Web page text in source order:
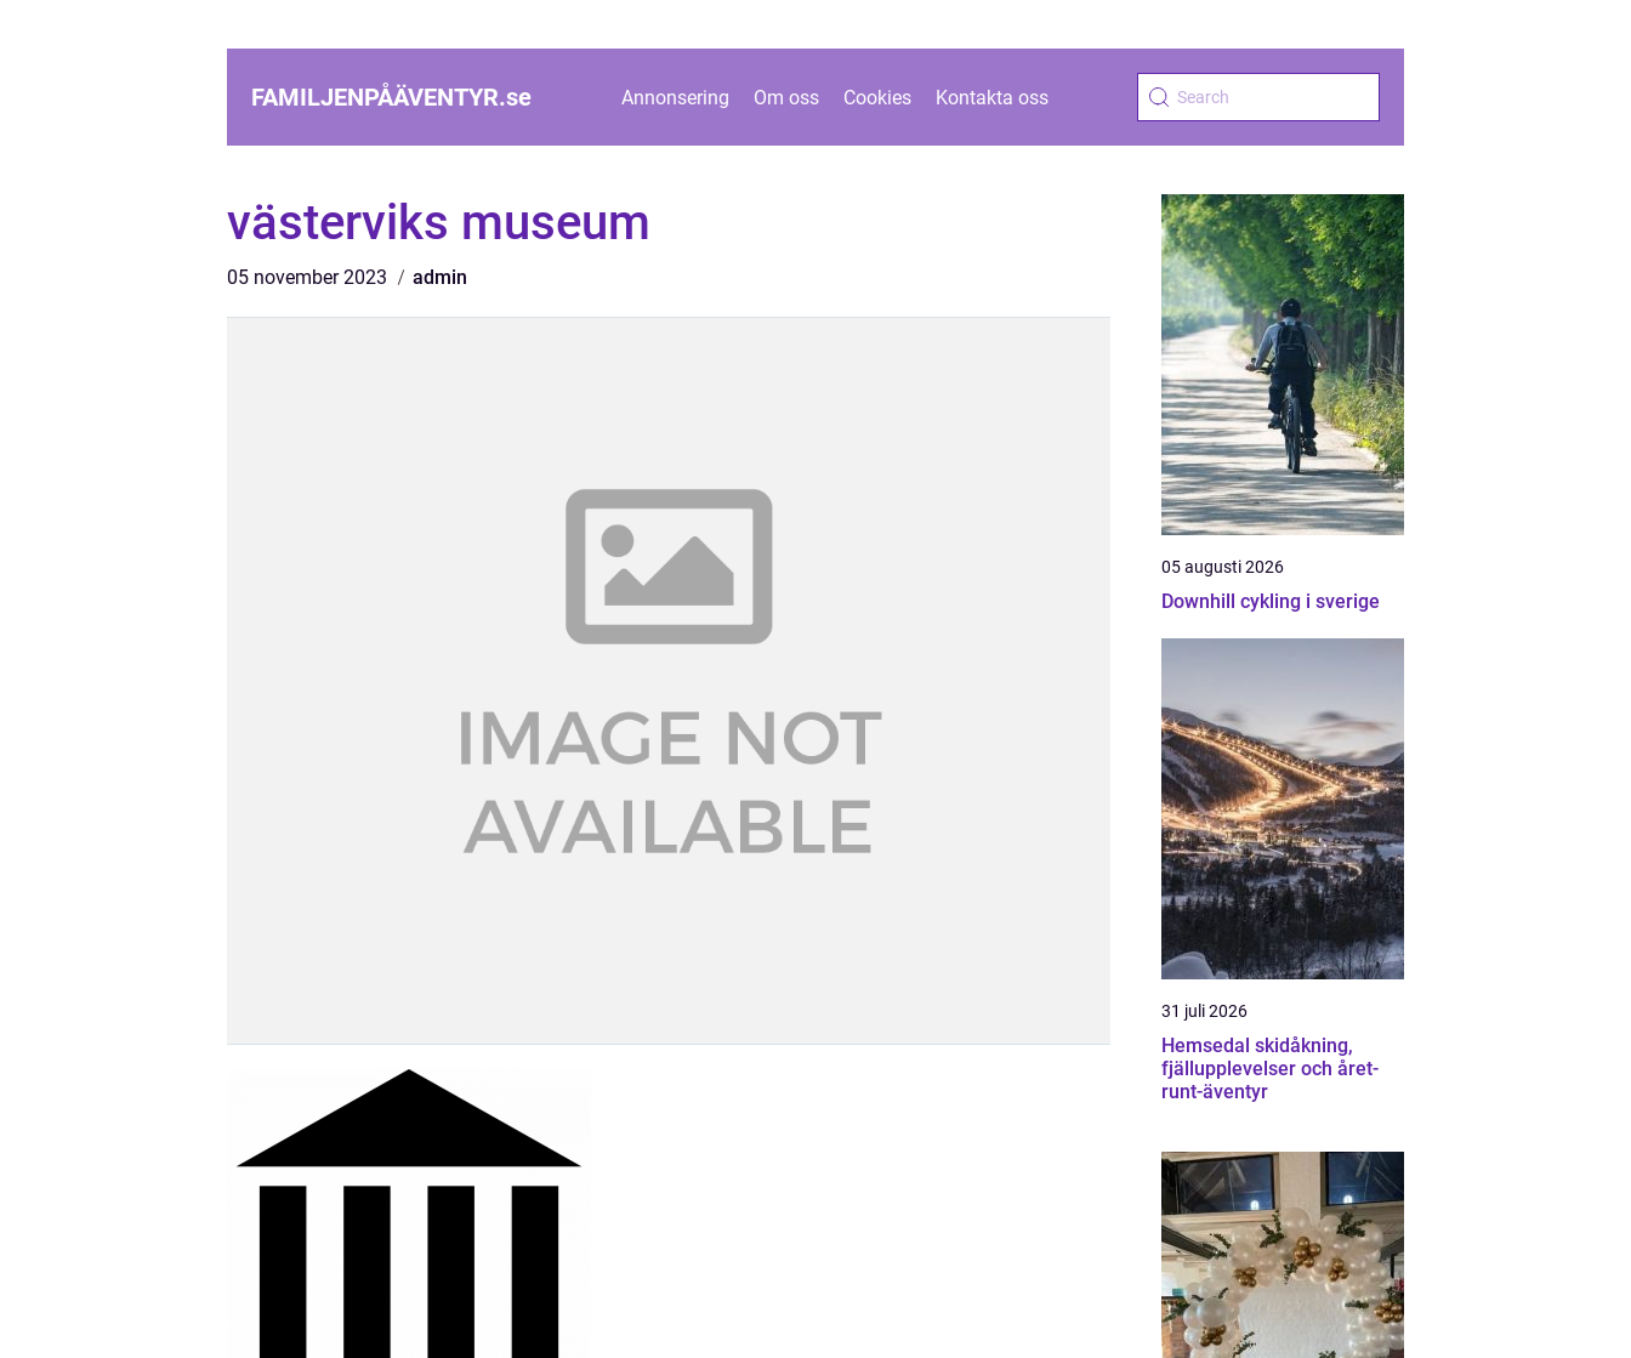
FAMILJENPÅÄVENTYR.se Annonsering Om oss Cookies Kontakta oss
västerviks museum
05 november 2023 admin
05 augusti 2026
Downhill cykling i sverige
31 juli 2026
Hemsedal skidåkning,
fjällupplevelser och året-
runt-äventyr